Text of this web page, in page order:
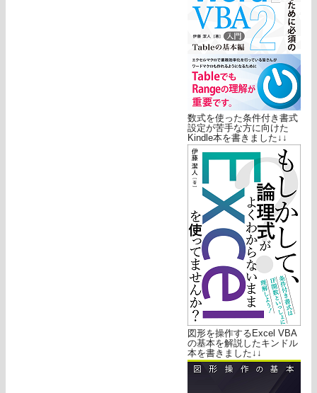
数式を使った条件付き書式
設定が苦手な方に向けた
Kindle本を書きました↓↓
図形を操作するExcel VBA
の基本を解説したキンドル
本を書きました↓↓